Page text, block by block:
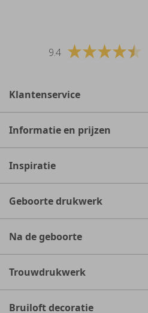
9.4
Klantenservice
Informatie en prijzen
Inspiratie
Geboorte drukwerk
Na de geboorte
Trouwdrukwerk
Bruiloft decoratie